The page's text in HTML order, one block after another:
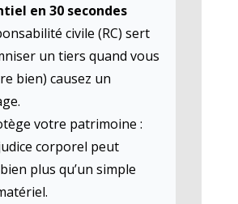
en 30 secondes
civile (RC) sert
un tiers quand vous
bien) causez un
votre patrimoine :
corporel peut
plus qu’un simple